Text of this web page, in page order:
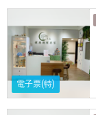
電子票(特)